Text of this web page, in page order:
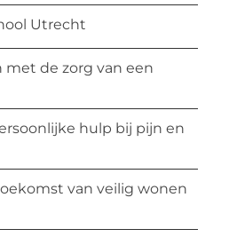
Utrecht
met de zorg van een
hulp bij pijn en
van veilig wonen